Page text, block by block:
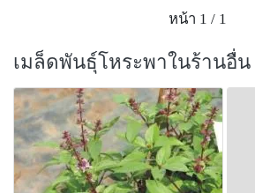
หน้า 1 / 1
เมล็ดพันธุ์โหระพาในร้านอื่น